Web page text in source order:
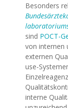
Besonders
sind POCT-
von internen
externen
use-
interne